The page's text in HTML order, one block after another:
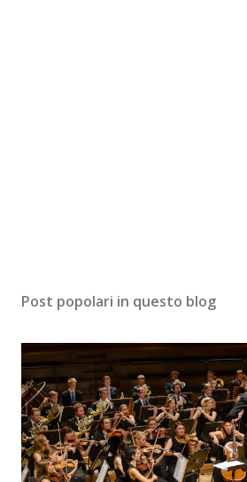
Post popolari in questo blog